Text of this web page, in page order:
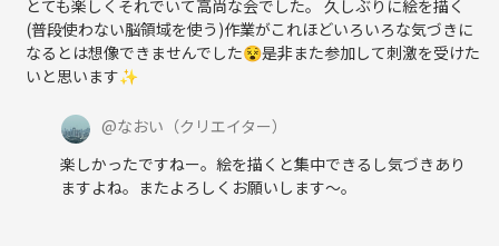
とても楽しくそれでいて高尚な会でした。 久しぶりに絵を描く
(普段使わない脳領域を使う)作業がこれほどいろいろな気づきに
なるとは想像できませんでした😵是非また参加して刺激を受けた
いと思います✨
@なおい （クリエイター）
楽しかったですねー。絵を描くと集中できるし気づきあり
ますよね。またよろしくお願いします〜。